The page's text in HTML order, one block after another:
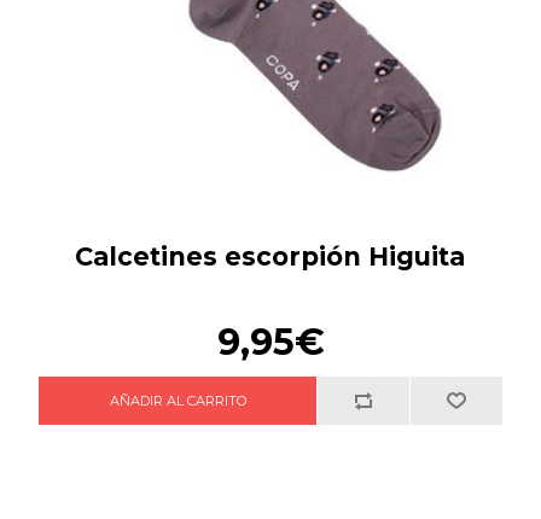
Calcetines escorpión Higuita
9,95€